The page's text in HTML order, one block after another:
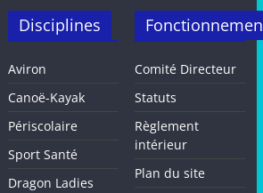
Disciplines
Aviron
Canoë-Kayak
Périscolaire
Sport Santé
Dragon Ladies
Comité Directeur
Statuts
Règlement
intérieur
Plan du site